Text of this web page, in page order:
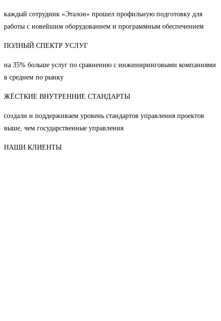
каждый сотрудник «Эталон» прошел профильную подготовку для
работы с новейшим оборудованием и программным обеспечением
ПОЛНЫЙ СПЕКТР УСЛУГ
на 35% больше услуг по сравнению с инжиниринговыми компаниями
в среднем по рынку
ЖЁСТКИЕ ВНУТРЕННИЕ СТАНДАРТЫ
создали и поддерживаем уровень стандартов управления проектов
выше, чем государственные управления
НАШИ КЛИЕНТЫ